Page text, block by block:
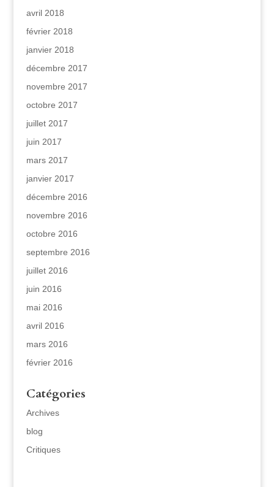
avril 2018
février 2018
janvier 2018
décembre 2017
novembre 2017
octobre 2017
juillet 2017
juin 2017
mars 2017
janvier 2017
décembre 2016
novembre 2016
octobre 2016
septembre 2016
juillet 2016
juin 2016
mai 2016
avril 2016
mars 2016
février 2016
Catégories
Archives
blog
Critiques